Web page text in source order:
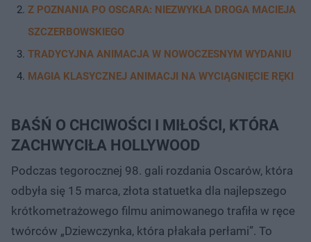
Z POZNANIA PO OSCARA: NIEZWYKŁA DROGA MACIEJA
SZCZERBOWSKIEGO
TRADYCYJNA ANIMACJA W NOWOCZESNYM WYDANIU
MAGIA KLASYCZNEJ ANIMACJI NA WYCIĄGNIĘCIE RĘKI
BAŚŃ O CHCIWOŚCI I MIŁOŚCI, KTÓRA
ZACHWYCIŁA HOLLYWOOD
Podczas tegorocznej 98. gali rozdania Oscarów, która
odbyła się 15 marca, złota statuetka dla najlepszego
krótkometrażowego filmu animowanego trafiła w ręce
twórców „Dziewczynka, która płakała perłami”. To